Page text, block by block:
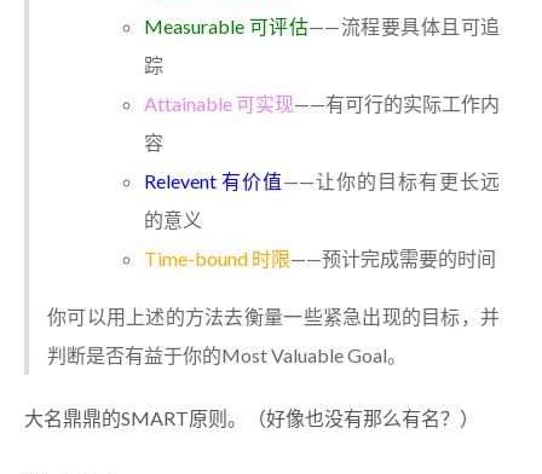
Measurable 可评估——流程要具体且可追
踪
Attainable 可实现——有可行的实际工作内
容
Relevent 有价值——让你的目标有更长远
的意义
Time-bound 时限——预计完成需要的时间
你可以用上述的方法去衡量一些紧急出现的目标，并
判断是否有益于你的Most Valuable Goal。
大名鼎鼎的SMART原则。（好像也没有那么有名？）